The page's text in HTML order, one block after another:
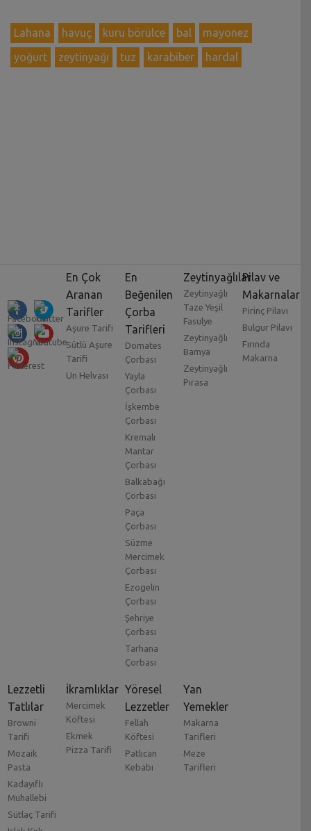
Lahana havuç kuru börülce bal
mayonez
yoğurt
zeytinyağı tuz karabiber hardal
En Çok
Aranan
Tarifler
Aşure Tarifi
Sütlü Aşure
Tarifi
Un Helvası
En
Beğenilen
Çorba
Tarifleri
Domates
Çorbası
Yayla
Çorbası
İşkembe
Çorbası
Kremalı
Mantar
Çorbası
Balkabağı
Çorbası
Paça
Çorbası
Süzme
Mercimek
Çorbası
Ezogelin
Çorbası
Şehriye
Çorbası
Tarhana
Çorbası
Zeytinyağlılar
Zeytinyağlı
Taze Yeşil
Fasulye
Zeytinyağlı
Bamya
Zeytinyağlı
Pırasa
Pilav ve
Makarnalar
Pirinç Pilavı
Bulgur Pilavı
Fırında
Makarna
Lezzetli
Tatlılar
Browni
Tarifi
Mozaik
Pasta
Kadayıflı
Muhallebi
Sütlaç Tarifi
İkramlıklar
Mercimek
Köftesi
Ekmek
Pizza Tarifi
Yöresel
Lezzetler
Fellah
Köftesi
Patlıcan
Kebabı
Yan
Yemekler
Makarna
Tarifleri
Meze
Tarifleri